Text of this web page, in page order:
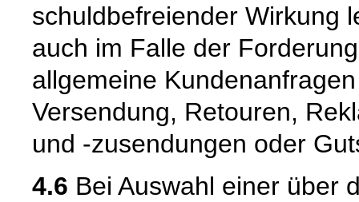
schuldbefreiender Wirkung
auch im Falle der
allgemeine
Versendung, Retouren,
und -zusendungen oder
4.6 Bei Auswahl einer über